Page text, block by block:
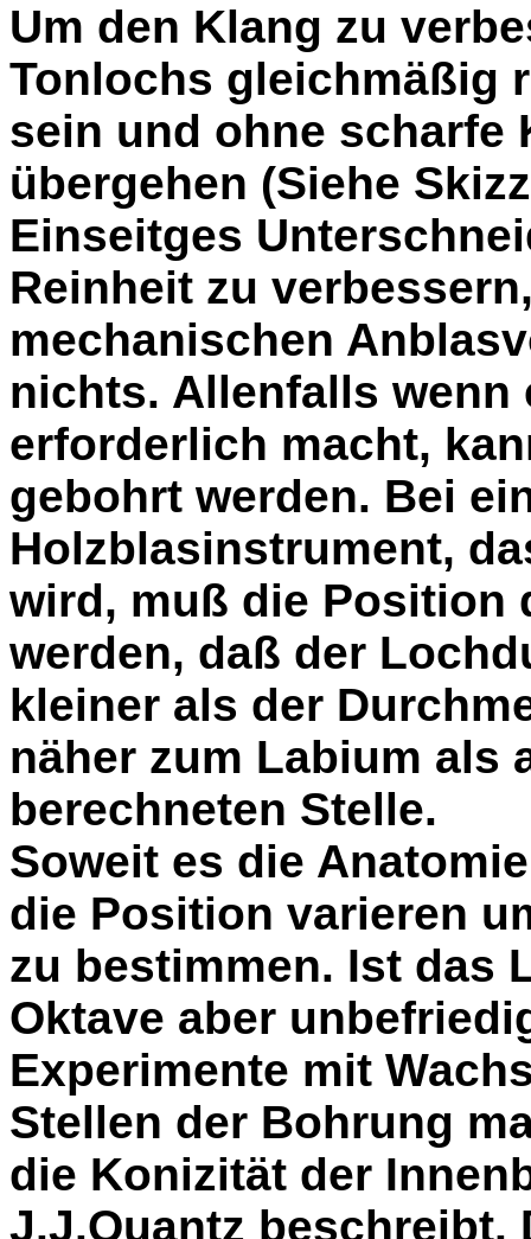
Um den Klang zu
Tonlochs gleichmäßig
sein und ohne scharfe
übergehen (Siehe
Einseitges
Reinheit zu
mechanischen
nichts. Allenfalls wenn
erforderlich macht,
gebohrt werden. Bei
Holzblasinstrument,
wird, muß die Position
werden, daß der
kleiner als der
näher zum Labium als
berechneten Stelle.
Soweit es die
die Position varieren
zu bestimmen. Ist das
Oktave aber
Experimente mit
Stellen der Bohrung
die Konizität der
J.J.Quantz beschreibt.